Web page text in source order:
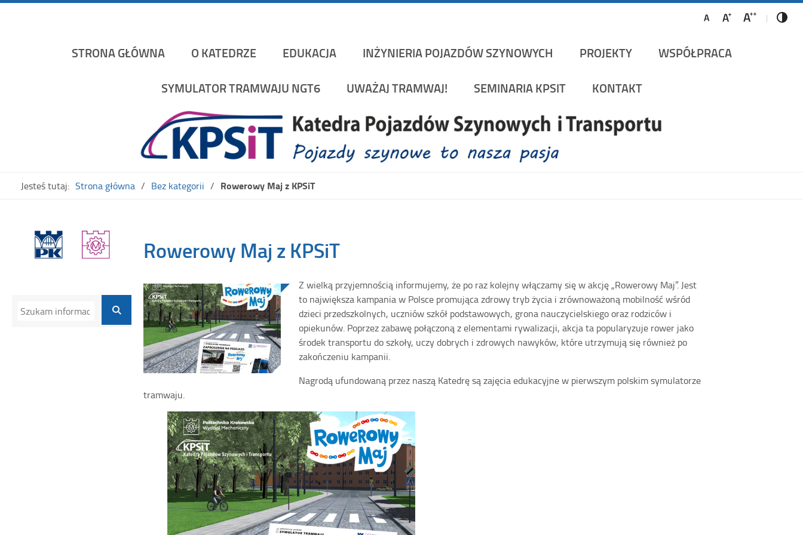
STRONA GŁÓWNA O KATEDRZE EDUKACJA INŻYNIERIA POJAZDÓW SZYNOWYCH PROJEKTY WSPÓŁPRACA
SYMULATOR TRAMWAJU NGT6 UWAŻAJ TRAMWAJ! SEMINARIA KPSIT KONTAKT
Jesteś tutaj: Strona główna Bez kategorii Rowerowy Maj z KPSiT
Rowerowy Maj z KPSiT
Z wielką przyjemnością informujemy, że po raz kolejny włączamy się w akcję „Rowerowy Maj”. Jest
to największa kampania w Polsce promująca zdrowy tryb życia i zrównoważoną mobilność wśród
dzieci przedszkolnych, uczniów szkół podstawowych, grona nauczycielskiego oraz rodziców i
opiekunów. Poprzez zabawę połączoną z elementami rywalizacji, akcja ta popularyzuje rower jako
środek transportu do szkoły, uczy dobrych i zdrowych nawyków, które utrzymują się również po
zakończeniu kampanii.
Nagrodą ufundowaną przez naszą Katedrę są zajęcia edukacyjne w pierwszym polskim symulatorze
tramwaju.